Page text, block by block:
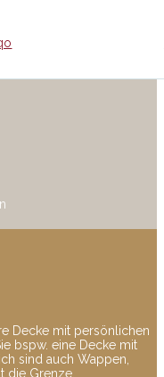
Decke mit persönlichen
bspw. eine Decke mit
sind auch Wappen,
die Grenze.